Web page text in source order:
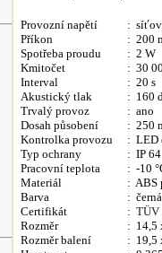
Provozní napětí
Příkon
Spotřeba proudu
Kmitočet
Interval
Akustický tlak
Trvalý provoz
Dosah působení
Kontrolka provozu
Typ ochrany
Pracovní teplota
Materiál
Barva
Certifikát
Rozměr
Rozměr balení
:
: 200
: 2 W
: 30
: 20 s
: 160
: ano
: 250
: LED
: IP 64
: -10
: ABS
: černá
: TÜV
: 14,5
: 19,5